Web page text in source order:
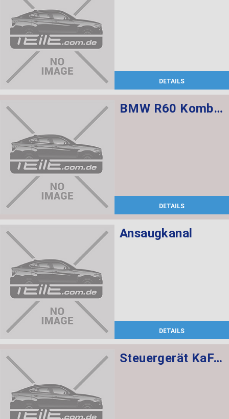
DETAILS
BMW R60 Kombischalter links L=520
DETAILS
Ansaugkanal
DETAILS
Steuergerät KaFAS